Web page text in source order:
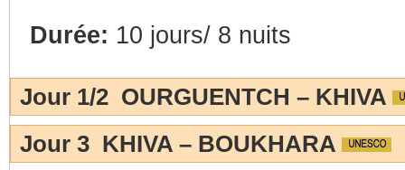
Durée: 10 jours/ 8 nuits
Jour 1/2 OURGUENTCH – KHIVA
Jour 3 KHIVA – BOUKHARA